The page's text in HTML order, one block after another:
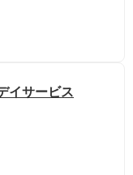
イサービス